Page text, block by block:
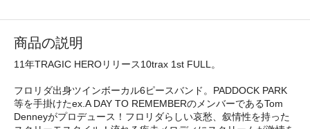
商品の説明
11年TRAGIC HEROリリース10trax 1st FULL。
フロリダ出身ツインボーカル6ピースバンド。PADDOCK PARK
等を手掛けたex.A DAY TO REMEMBERのメンバーであるTom
Denneyがプロデュース！フロリダらしい哀愁、叙情性を持った